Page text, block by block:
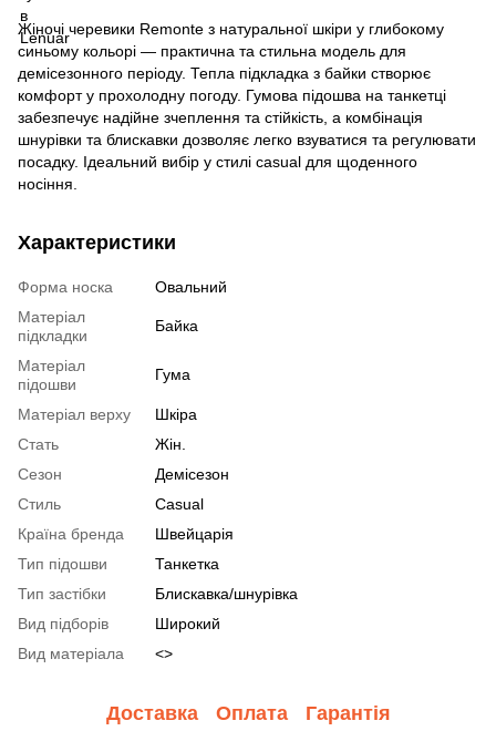
Жіночі черевики Remonte з натуральної шкіри у глибокому
синьому кольорі — практична та стильна модель для
демісезонного періоду. Тепла підкладка з байки створює
комфорт у прохолодну погоду. Гумова підошва на танкетці
забезпечує надійне зчеплення та стійкість, а комбінація
шнурівки та блискавки дозволяє легко взуватися та регулювати
посадку. Ідеальний вибір у стилі casual для щоденного
носіння.
Характеристики
Форма носка
Овальний
Матеріал
підкладки
Байка
Матеріал
підошви
Гума
Матеріал верху
Шкіра
Стать
Жін.
Сезон
Демісезон
Стиль
Casual
Країна бренда
Швейцарія
Тип підошви
Танкетка
Тип застібки
Блискавка/шнурівка
Вид підборів
Широкий
Вид матеріала
<>
Доставка Оплата Гарантія